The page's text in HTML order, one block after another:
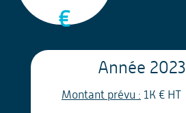
€
Année 2023
Montant prévu : 1K € HT